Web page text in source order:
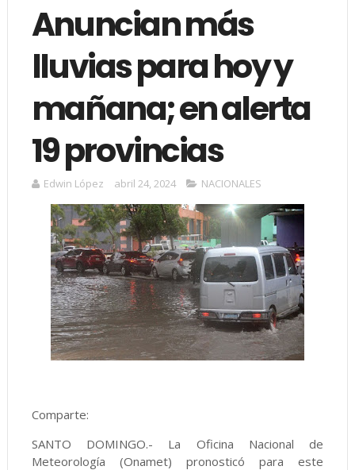
Anuncian más
lluvias para hoy y
mañana; en alerta
19 provincias
Edwin López abril 24, 2024 NACIONALES
Comparte:
SANTO DOMINGO.- La Oficina Nacional de
Meteorología (Onamet) pronosticó para este